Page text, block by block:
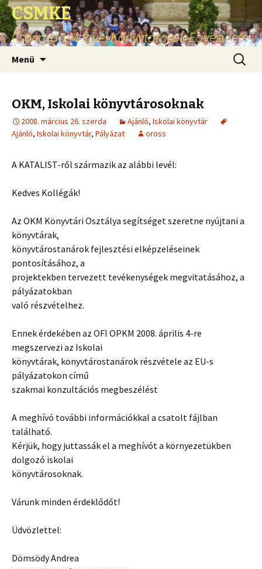
CSMKE
Csongrád Megyei Könyvtárosok Egyesülete
Menü
OKM, Iskolai könyvtárosoknak
2008. március 26. szerda Ajánló, Iskolai könyvtár
Ajánló, Iskolai könyvtár, Pályázat oross
A KATALIST-ről származik az alábbi levél:
Kedves Kollégák!
Az OKM Könyvtári Osztálya segítséget szeretne nyújtani a
könyvtárak,
könyvtárostanárok fejlesztési elképzeléseinek
pontosításához, a
projektekben tervezett tevékenységek megvitatásához, a
pályázatokban
való részvételhez.
Ennek érdekében az OFI OPKM 2008. április 4-re
megszervezi az Iskolai
könyvtárak, könyvtárostanárok részvétele az EU-s
pályázatokon című
szakmai konzultációs megbeszélést
A meghívó további információkkal a csatolt fájlban
található.
Kérjük, hogy juttassák el a meghívót a környezetükben
dolgozó iskolai
könyvtárosoknak.
Várunk minden érdeklődőt!
Üdvözlettel:
Dömsödy Andrea